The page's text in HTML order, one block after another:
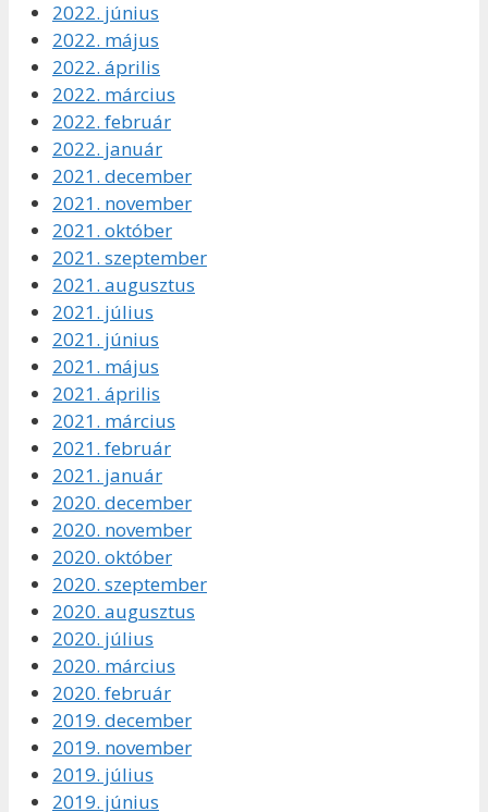
2022. június
2022. május
2022. április
2022. március
2022. február
2022. január
2021. december
2021. november
2021. október
2021. szeptember
2021. augusztus
2021. július
2021. június
2021. május
2021. április
2021. március
2021. február
2021. január
2020. december
2020. november
2020. október
2020. szeptember
2020. augusztus
2020. július
2020. március
2020. február
2019. december
2019. november
2019. július
2019. június